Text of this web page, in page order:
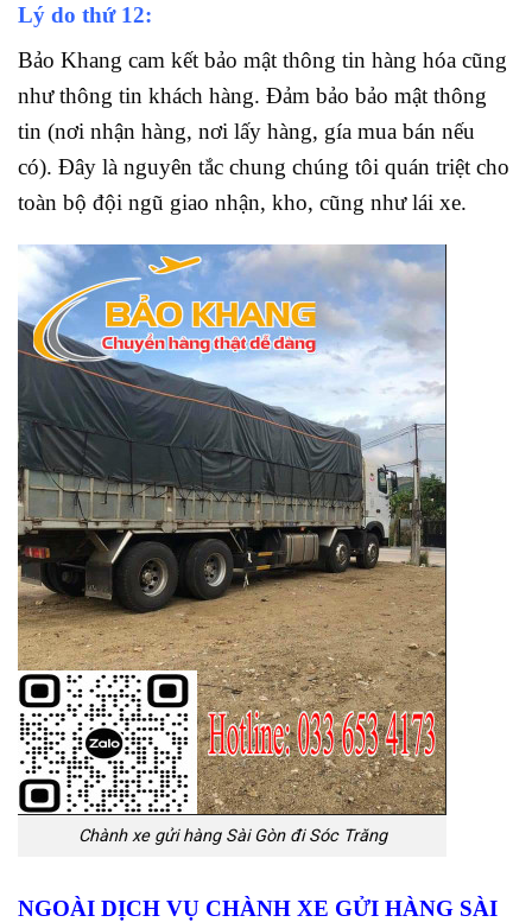
Lý do thứ 12:
Bảo Khang cam kết bảo mật thông tin hàng hóa cũng
như thông tin khách hàng. Đảm bảo bảo mật thông
tin (nơi nhận hàng, nơi lấy hàng, gía mua bán nếu
có). Đây là nguyên tắc chung chúng tôi quán triệt cho
toàn bộ đội ngũ giao nhận, kho, cũng như lái xe.
Chành xe gửi hàng Sài Gòn đi Sóc Trăng
NGOÀI DỊCH VỤ CHÀNH XE GỬI HÀNG SÀI